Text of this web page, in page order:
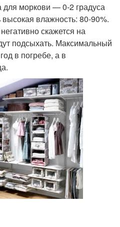
моркови — 0-2 градуса
влажность: 80-90%.
скажется на
подсыхать. Максимальный
в погребе, а в